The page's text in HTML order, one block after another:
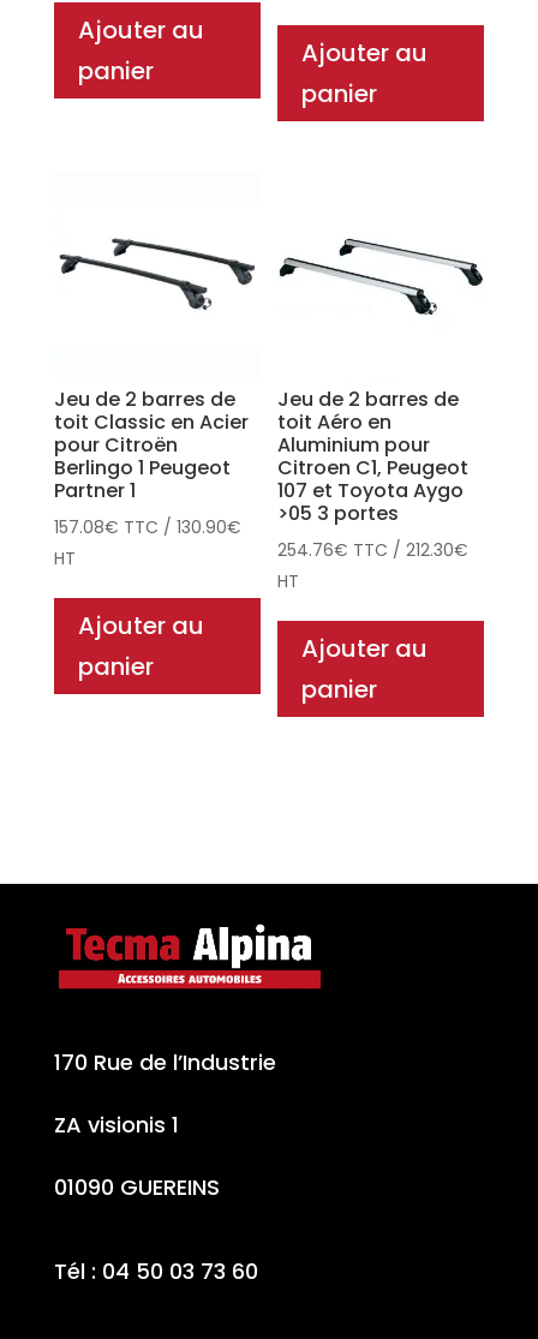
Ajouter au
panier
Ajouter au
panier
Jeu de 2 barres de
toit Classic en Acier
pour Citroën
Berlingo 1 Peugeot
Partner 1
157.08€ TTC / 130.90€
HT
Ajouter au
panier
Jeu de 2 barres de
toit Aéro en
Aluminium pour
Citroen C1, Peugeot
107 et Toyota Aygo
>05 3 portes
254.76€ TTC /212.30€
HT
Ajouter au
panier
170 Rue de l’Industrie
ZA visionis 1
01090 GUEREINS
Tél : 04 50 03 73 60